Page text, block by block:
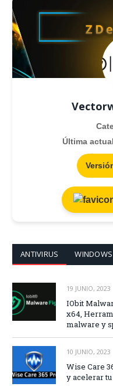
Última
ANTIVIRUS WINDOWS
19 JUNIO, 2023
IObit
x64,
malware y
10 JUNIO, 2023
Wise Care
y acelerar tu